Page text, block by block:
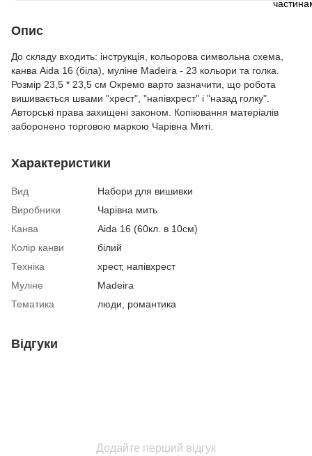
Опис
До складу входить: інструкція, кольорова символьна схема,
канва Aida 16 (біла), муліне Madeira - 23 кольори та голка.
Розмір 23,5 * 23,5 см Окремо варто зазначити, що робота
вишивається швами "хрест", "напівхрест" і "назад голку".
Авторські права захищені законом. Копіювання матеріалів
заборонено торговою маркою Чарівна Миті.
Характеристики
Вид
Набори для вишивки
Виробники
Чарівна мить
Канва
Aida 16 (60кл. в 10см)
Колір канви
білий
Техніка
хрест, напівхрест
Муліне
Madeira
Тематика
люди, романтика
Відгуки
Додайте перший відгук